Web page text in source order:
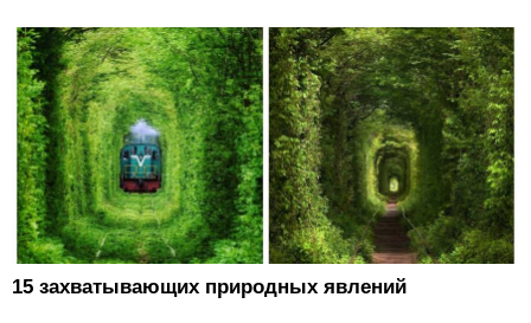
15 захватывающих природных явлений